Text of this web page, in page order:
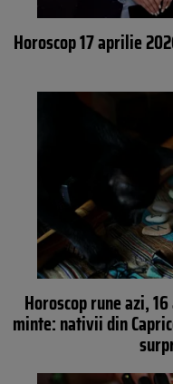
Horoscop 17 aprilie
Horoscop rune azi,
minte: nativii din